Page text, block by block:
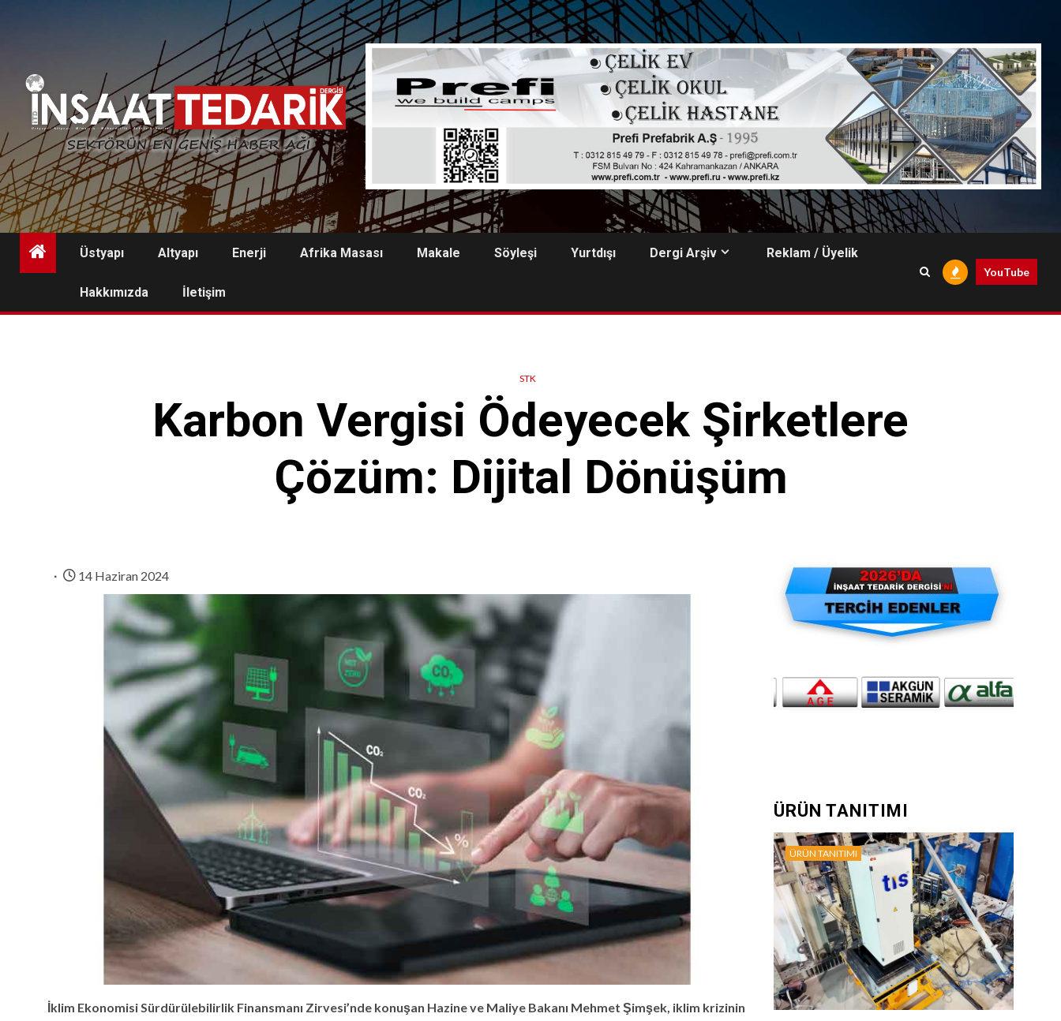
Üstyapı Altyapı Enerji Afrika Masası Makale Söyleşi Yurtdışı Dergi Arşiv Reklam / Üyelik
Hakkımızda İletişim
YouTube
STK
Karbon Vergisi Ödeyecek Şirketlere
Çözüm: Dijital Dönüşüm
14 Haziran 2024
İklim Ekonomisi Sürdürülebilirlik Finansmanı Zirvesi’nde konuşan Hazine ve Maliye Bakanı Mehmet Şimşek, iklim krizinin
ÜRÜN TANITIMI
ÜRÜN TANITIMI